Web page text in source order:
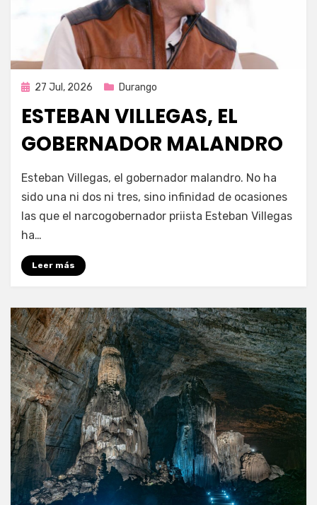
Publicada
27 Jul, 2026 Durango
ESTEBAN VILLEGAS, EL
GOBERNADOR MALANDRO
por Fernando Miranda Servín
Esteban Villegas, el gobernador malandro. No ha
sido una ni dos ni tres, sino infinidad de ocasiones
las que el narcogobernador priista Esteban Villegas
ha…
Leer más